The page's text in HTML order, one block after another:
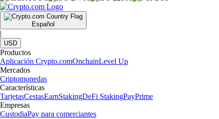
Español
|
USD
Productos
Aplicación Crypto.comOnchainLevel Up
Mercados
Criptomonedas
Características
TarjetasCestasEarnStakingDeFi StakingPayPrime
Empresas
CustodiaPay para comerciantes